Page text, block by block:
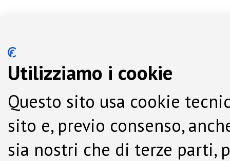
Utilizziamo i cookie
Questo sito usa cookie
sito e, previo consenso,
sia nostri che di terze parti,